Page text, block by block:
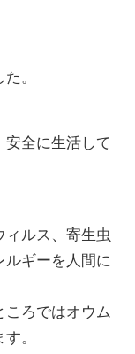
。
全に生活して
ィルス、寄生虫
ルギーを人間に
ころではオウム
。